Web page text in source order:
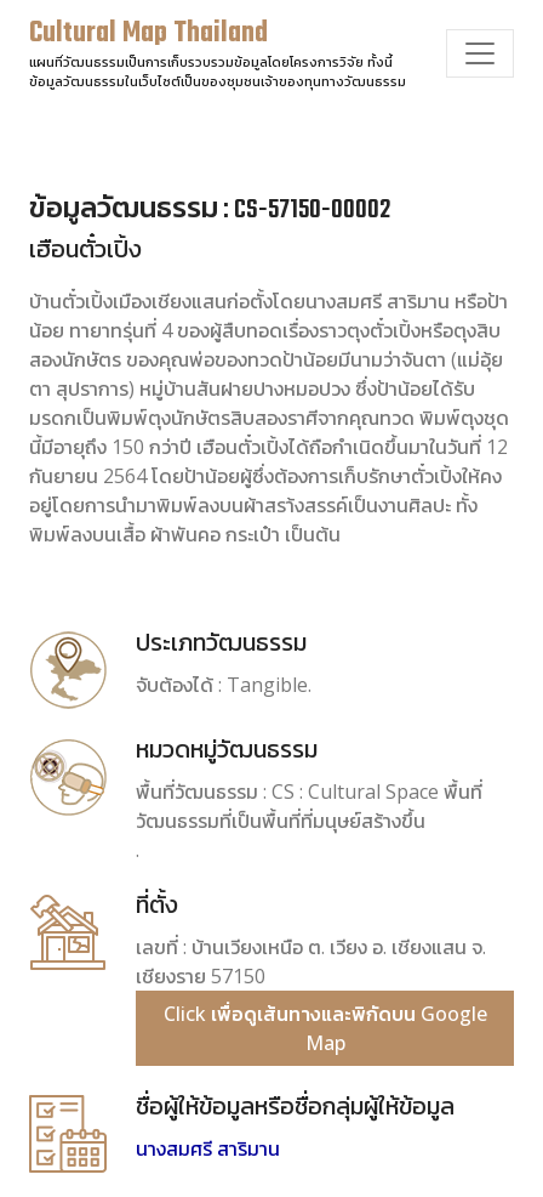
Cultural Map Thailand
แผนที่วัฒนธรรมเป็นการเก็บรวบรวมข้อมูลโดยโครงการวิจัย ทั้งนี้
ข้อมูลวัฒนธรรมในเว็บไซต์เป็นของชุมชนเจ้าของทุนทางวัฒนธรรม
ข้อมูลวัฒนธรรม : CS-57150-00002
เฮือนตั๋วเปิ้ง
บ้านตั๋วเปิ้งเมืองเชียงแสนก่อตั้งโดยนางสมศรี สาริมาน หรือป้า
น้อย ทายาทรุ่นที่ 4 ของผู้สืบทอดเรื่องราวตุงตั๋วเปิ้งหรือตุงสิบ
สองนักษัตร ของคุณพ่อของทวดป้าน้อยมีนามว่าจันตา (แม่อุ้ย
ตา สุปราการ) หมู่บ้านสันฝายปางหมอปวง ซึ่งป้าน้อยได้รับ
มรดกเป็นพิมพ์ตุงนักษัตรสิบสองราศีจากคุณทวด พิมพ์ตุงชุด
นี้มีอายุถึง 150 กว่าปี เฮือนตั๋วเปิ้งได้ถือกำเนิดขึ้นมาในวันที่ 12
กันยายน 2564 โดยป้าน้อยผู้ซึ่งต้องการเก็บรักษาตั๋วเปิ้งให้คง
อยู่โดยการนำมาพิมพ์ลงบนผ้าสรา้งสรรค์เป็นงานศิลปะ ทั้ง
พิมพ์ลงบนเสื้อ ผ้าพันคอ กระเป๋า เป็นต้น
ประเภทวัฒนธรรม
จับต้องได้ : Tangible.
หมวดหมู่วัฒนธรรม
พื้นที่วัฒนธรรม : CS : Cultural Space พื้นที่
วัฒนธรรมที่เป็นพื้นที่ที่มนุษย์สร้างขึ้น
.
ที่ตั้ง
เลขที่ : บ้านเวียงเหนือ ต. เวียง อ. เชียงแสน จ.
เชียงราย 57150
Click เพื่อดูเส้นทางและพิกัดบน Google
Map
ชื่อผู้ให้ข้อมูลหรือชื่อกลุ่มผู้ให้ข้อมูล
นางสมศรี สาริมาน